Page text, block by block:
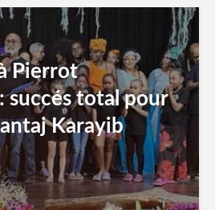
Pierrot
succés total pour
Karayib